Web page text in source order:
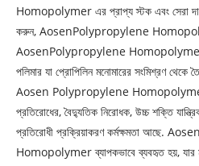
Homopolymer এর প্রাপ্য স্টক এবং সেরা
করুন, AosenPolypropylene
AosenPolypropylene Homopolymer হল
পলিমার যা প্রোপিলিন মনোমারের সংমিশ্রণ থেকে
Aosen Polypropylene Homopolymer
প্রতিরোধের, বৈদ্যুতিক নিরোধক, উচ্চ শক্তি
প্রতিরোধী প্রক্রিয়াকরণ কর্মক্ষমতা আছে.
Homopolymer ব্যাপকভাবে ব্যবহৃত হয়, যার